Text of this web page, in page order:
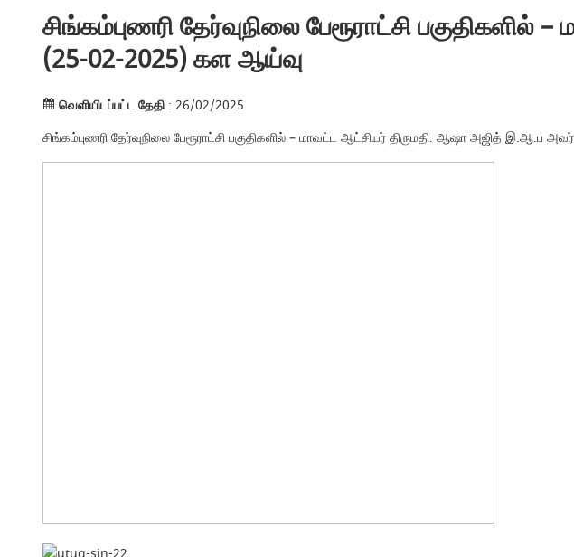
சிங்கம்புணரி தேர்வுநிலை பேரூராட்சி
(25-02-2025) கள ஆய்வு
வெளியிடப்பட்ட தேதி: 26/02/2025
சிங்கம்புணரி தேர்வுநிலை பேரூராட்சி பகுதிகளில் – மாவட்ட ஆட்சியர் திருமதி. ஆஷா அஜித் இ.ஆ.ப